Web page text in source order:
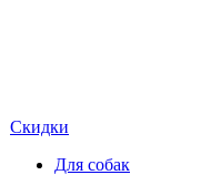
Скидки
Для собак